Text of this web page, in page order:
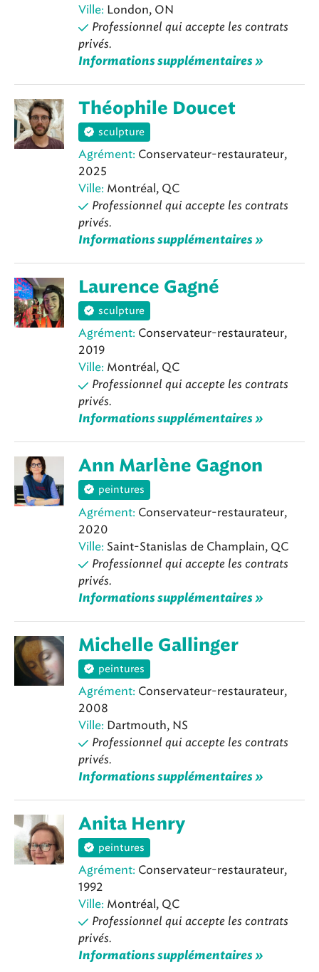
Ville: London, ON
Professionnel qui accepte les contrats
privés.
Informations supplémentaires »
Théophile Doucet
sculpture
Agrément: Conservateur-restaurateur,
2025
Ville: Montréal, QC
Professionnel qui accepte les contrats
privés.
Informations supplémentaires »
Laurence Gagné
sculpture
Agrément: Conservateur-restaurateur,
2019
Ville: Montréal, QC
Professionnel qui accepte les contrats
privés.
Informations supplémentaires »
Ann Marlène Gagnon
peintures
Agrément: Conservateur-restaurateur,
2020
Ville: Saint-Stanislas de Champlain, QC
Professionnel qui accepte les contrats
privés.
Informations supplémentaires »
Michelle Gallinger
peintures
Agrément: Conservateur-restaurateur,
2008
Ville: Dartmouth, NS
Professionnel qui accepte les contrats
privés.
Informations supplémentaires »
Anita Henry
peintures
Agrément: Conservateur-restaurateur,
1992
Ville: Montréal, QC
Professionnel qui accepte les contrats
privés.
Informations supplémentaires »